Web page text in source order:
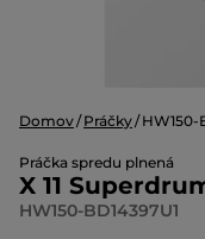
Domov Práčky HW150-
Práčka spredu plnená
X 11
HW150-BD14397U1